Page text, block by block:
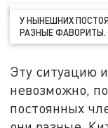
У НЫНЕШНИХ
РАЗНЫЕ ФАВОРИТЫ.
Эту ситуацию
невозможно,
постоянных